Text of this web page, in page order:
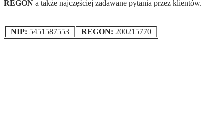
REGON a także najczęściej zadawane pytania przez klientów.
NIP: 5451587553 REGON: 200215770